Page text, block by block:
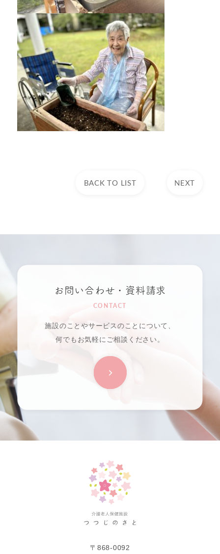
BACK TO LIST NEXT
お問い合わせ・資料請求
CONTACT
施設のことやサービスのことについて、
何でもお気軽にご相談ください。
〒868-0092